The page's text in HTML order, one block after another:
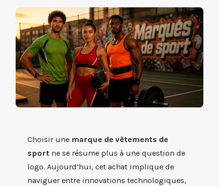
Choisir une marque de vêtements de
sport ne se résume plus à une question de
logo. Aujourd’hui, cet achat implique de
naviguer entre innovations technologiques,